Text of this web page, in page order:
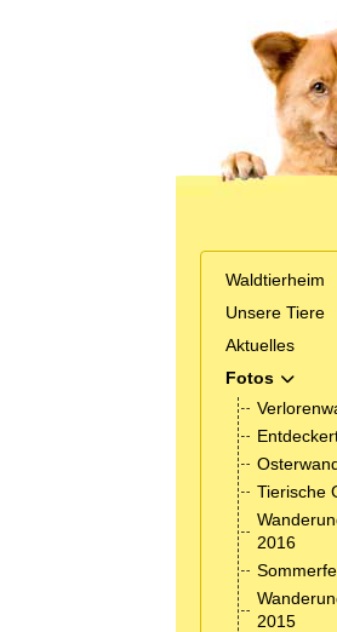
Waldtierheim
Unsere Tiere
Aktuelles
Fotos
Tierische
2016
2015